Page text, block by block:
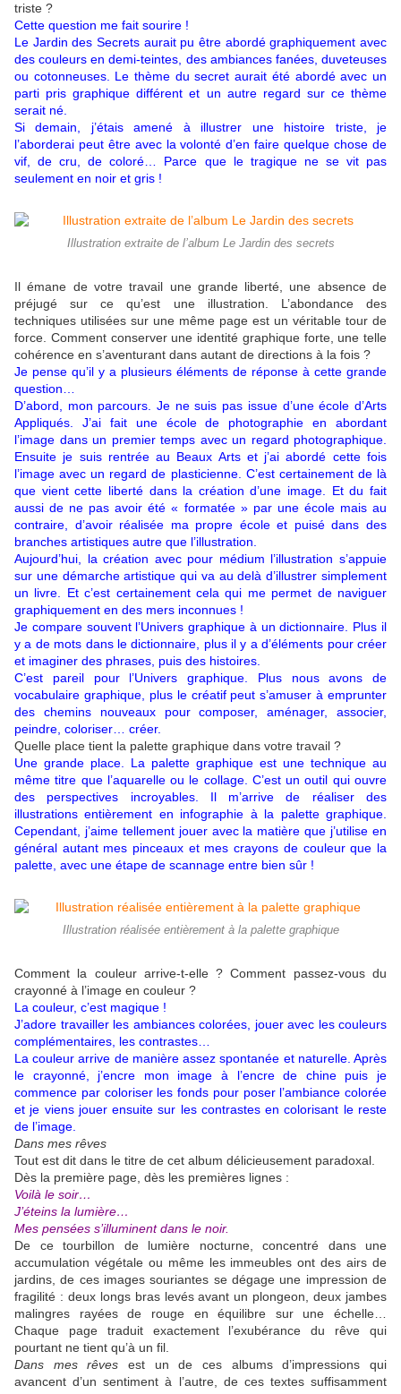
triste ?
Cette question me fait sourire !
Le Jardin des Secrets aurait pu être abordé graphiquement avec
des couleurs en demi-teintes, des ambiances fanées, duveteuses
ou cotonneuses. Le thème du secret aurait été abordé avec un
parti pris graphique différent et un autre regard sur ce thème
serait né.
Si demain, j’étais amené à illustrer une histoire triste, je
l’aborderai peut être avec la volonté d’en faire quelque chose de
vif, de cru, de coloré… Parce que le tragique ne se vit pas
seulement en noir et gris !
Illustration extraite de l’album Le Jardin des secrets
Il émane de votre travail une grande liberté, une absence de
préjugé sur ce qu’est une illustration. L’abondance des
techniques utilisées sur une même page est un véritable tour de
force. Comment conserver une identité graphique forte, une telle
cohérence en s’aventurant dans autant de directions à la fois ?
Je pense qu’il y a plusieurs éléments de réponse à cette grande
question…
D’abord, mon parcours. Je ne suis pas issue d’une école d’Arts
Appliqués. J’ai fait une école de photographie en abordant
l’image dans un premier temps avec un regard photographique.
Ensuite je suis rentrée au Beaux Arts et j’ai abordé cette fois
l’image avec un regard de plasticienne. C’est certainement de là
que vient cette liberté dans la création d’une image. Et du fait
aussi de ne pas avoir été « formatée » par une école mais au
contraire, d’avoir réalisée ma propre école et puisé dans des
branches artistiques autre que l’illustration.
Aujourd’hui, la création avec pour médium l’illustration s’appuie
sur une démarche artistique qui va au delà d’illustrer simplement
un livre. Et c’est certainement cela qui me permet de naviguer
graphiquement en des mers inconnues !
Je compare souvent l’Univers graphique à un dictionnaire. Plus il
y a de mots dans le dictionnaire, plus il y a d’éléments pour créer
et imaginer des phrases, puis des histoires.
C’est pareil pour l’Univers graphique. Plus nous avons de
vocabulaire graphique, plus le créatif peut s’amuser à emprunter
des chemins nouveaux pour composer, aménager, associer,
peindre, coloriser… créer.
Quelle place tient la palette graphique dans votre travail ?
Une grande place. La palette graphique est une technique au
même titre que l’aquarelle ou le collage. C’est un outil qui ouvre
des perspectives incroyables. Il m’arrive de réaliser des
illustrations entièrement en infographie à la palette graphique.
Cependant, j’aime tellement jouer avec la matière que j’utilise en
général autant mes pinceaux et mes crayons de couleur que la
palette, avec une étape de scannage entre bien sûr !
Illustration réalisée entièrement à la palette graphique
Comment la couleur arrive-t-elle ? Comment passez-vous du
crayonné à l’image en couleur ?
La couleur, c’est magique !
J’adore travailler les ambiances colorées, jouer avec les couleurs
complémentaires, les contrastes…
La couleur arrive de manière assez spontanée et naturelle. Après
le crayonné, j’encre mon image à l’encre de chine puis je
commence par coloriser les fonds pour poser l’ambiance colorée
et je viens jouer ensuite sur les contrastes en colorisant le reste
de l’image.
Dans mes rêves
Tout est dit dans le titre de cet album délicieusement paradoxal.
Dès la première page, dès les premières lignes :
Voilà le soir…
J’éteins la lumière…
Mes pensées s’illuminent dans le noir.
De ce tourbillon de lumière nocturne, concentré dans une
accumulation végétale ou même les immeubles ont des airs de
jardins, de ces images souriantes se dégage une impression de
fragilité : deux longs bras levés avant un plongeon, deux jambes
malingres rayées de rouge en équilibre sur une échelle…
Chaque page traduit exactement l’exubérance du rêve qui
pourtant ne tient qu’à un fil.
Dans mes rêves est un de ces albums d’impressions qui
avancent d’un sentiment à l’autre, de ces textes suffisamment